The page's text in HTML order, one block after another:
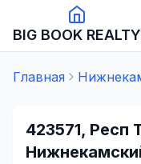
BIG BOOK REALTY
Главная
423571, Респ